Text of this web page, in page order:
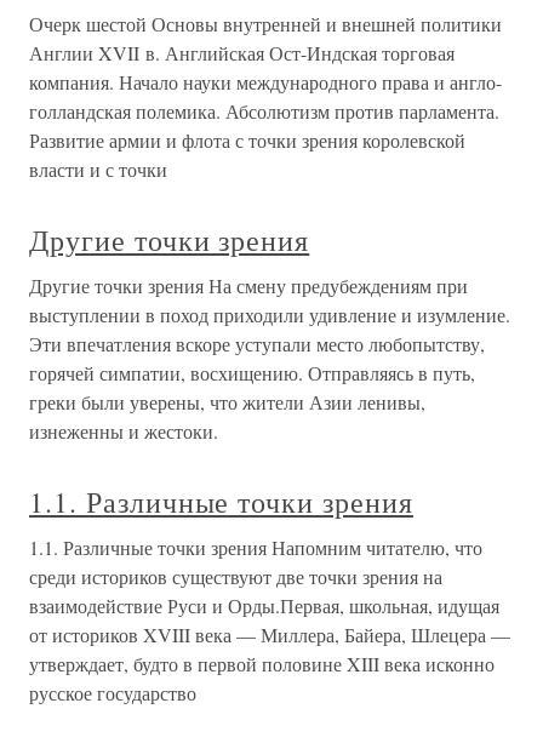
Очерк шестой Основы внутренней и внешней политики
Англии XVII в. Английская Ост-Индская торговая
компания. Начало науки международного права и англо-
голландская полемика. Абсолютизм против парламента.
Развитие армии и флота с точки зрения королевской
власти и с точки
Другие точки зрения
Другие точки зрения На смену предубеждениям при
выступлении в поход приходили удивление и изумление.
Эти впечатления вскоре уступали место любопытству,
горячей симпатии, восхищению. Отправляясь в путь,
греки были уверены, что жители Азии ленивы,
изнеженны и жестоки.
1.1. Различные точки зрения
1.1. Различные точки зрения Напомним читателю, что
среди историков существуют две точки зрения на
взаимодействие Руси и Орды.Первая, школьная, идущая
от историков XVIII века — Миллера, Байера, Шлецера —
утверждает, будто в первой половине XIII века исконно
русское государство